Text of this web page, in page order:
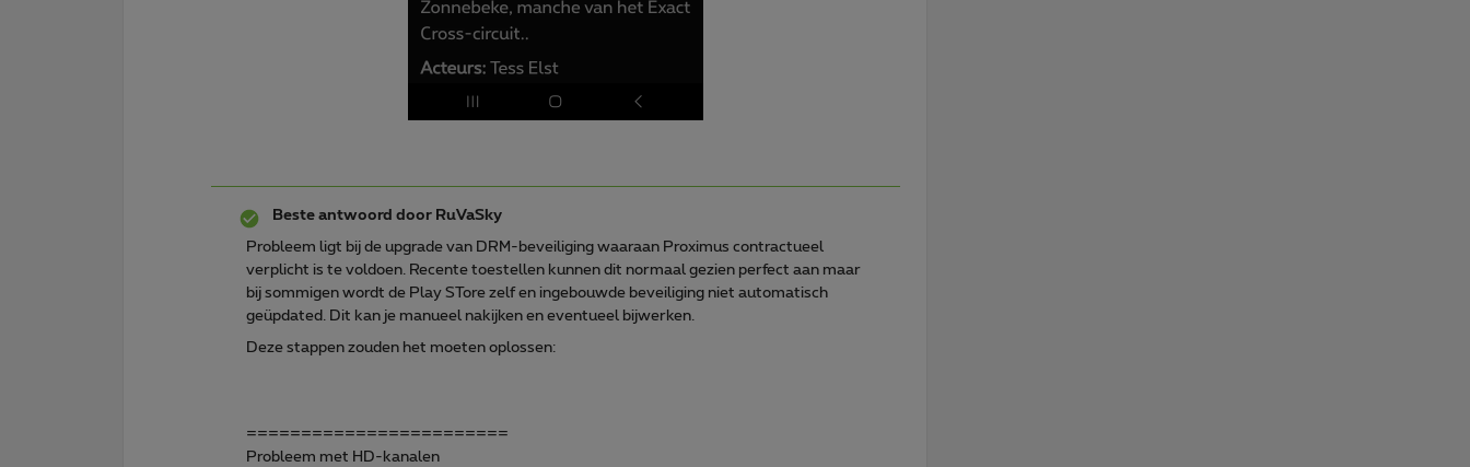
Beste antwoord door RuVaSky
Probleem ligt bij de upgrade van DRM-beveiliging waaraan Proximus contractueel
verplicht is te voldoen. Recente toestellen kunnen dit normaal gezien perfect aan maar
bij sommigen wordt de Play STore zelf en ingebouwde beveiliging niet automatisch
geüpdated. Dit kan je manueel nakijken en eventueel bijwerken.
Deze stappen zouden het moeten oplossen:
========================
Probleem met HD-kanalen